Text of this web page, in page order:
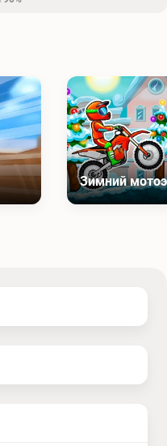
Зимний